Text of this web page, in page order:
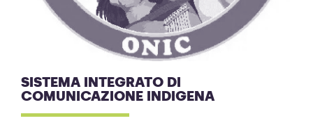
SISTEMA INTEGRATO DI
COMUNICAZIONE INDIGENA